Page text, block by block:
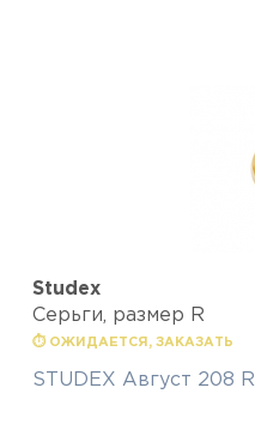
Studex
Серьги, размер R
⏱ ОЖИДАЕТСЯ, ЗАКАЗАТЬ
STUDEX Август 208 R